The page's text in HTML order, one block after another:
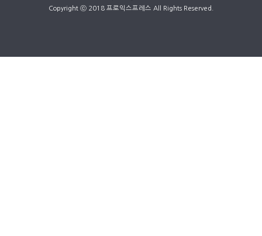
Copyright ⓒ 2018 프로익스프레스 All Rights Reserved.